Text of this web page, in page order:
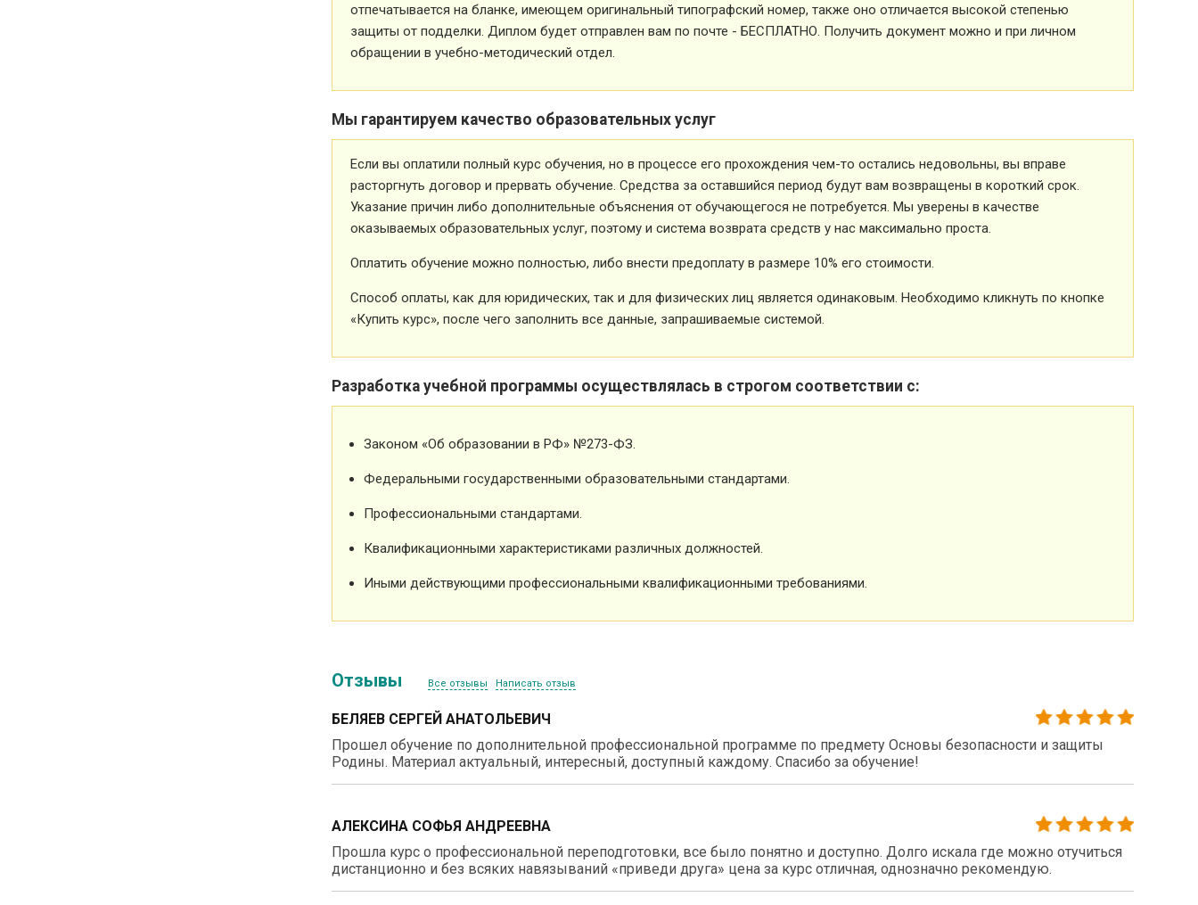
отпечатывается на бланке, имеющем оригинальный типографский номер, также оно отличается высокой степенью
защиты от подделки. Диплом будет отправлен вам по почте - БЕСПЛАТНО. Получить документ можно и при личном
обращении в учебно-методический отдел.
Мы гарантируем качество образовательных услуг
Если вы оплатили полный курс обучения, но в процессе его прохождения чем-то остались недовольны, вы вправе
расторгнуть договор и прервать обучение. Средства за оставшийся период будут вам возвращены в короткий срок.
Указание причин либо дополнительные объяснения от обучающегося не потребуется. Мы уверены в качестве
оказываемых образовательных услуг, поэтому и система возврата средств у нас максимально проста.
Оплатить обучение можно полностью, либо внести предоплату в размере 10% его стоимости.
Способ оплаты, как для юридических, так и для физических лиц является одинаковым. Необходимо кликнуть по кнопке
«Купить курс», после чего заполнить все данные, запрашиваемые системой.
Разработка учебной программы осуществлялась в строгом соответствии с:
Законом «Об образовании в РФ» №273-ФЗ.
Федеральными государственными образовательными стандартами.
Профессиональными стандартами.
Квалификационными характеристиками различных должностей.
Иными действующими профессиональными квалификационными требованиями.
Отзывы Все отзывы Написать отзыв
БЕЛЯЕВ СЕРГЕЙ АНАТОЛЬЕВИЧ
Прошел обучение по дополнительной профессиональной программе по предмету Основы безопасности и защиты
Родины. Материал актуальный, интересный, доступный каждому. Спасибо за обучение!
АЛЕКСИНА СОФЬЯ АНДРЕЕВНА
Прошла курс о профессиональной переподготовки, все было понятно и доступно. Долго искала где можно отучиться
дистанционно и без всяких навязываний «приведи друга» цена за курс отличная, однозначно рекомендую.